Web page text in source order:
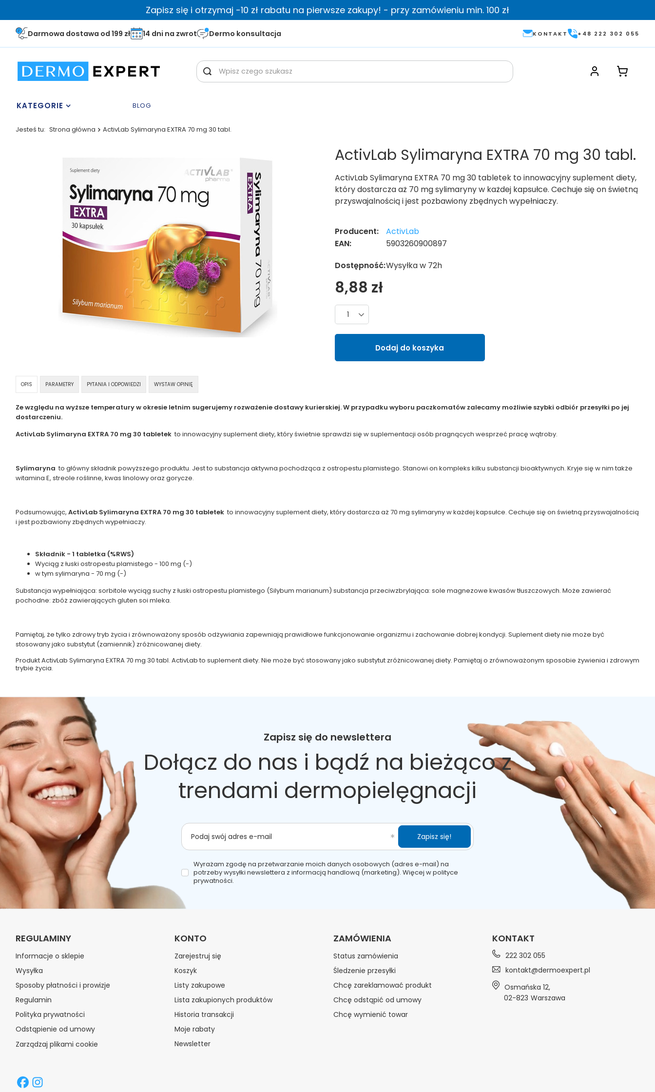
Zapisz się i otrzymaj -10 zł rabatu na pierwsze zakupy! - przy zamówieniu min. 100 zł
Darmowa dostawa od 199 zł 14 dni na zwrot Dermo konsultacja KONTAKT +48 222 302 055
KATEGORIE BLOG
Jesteś tu: Strona główna ActivLab Sylimaryna EXTRA 70 mg 30 tabl.
ActivLab Sylimaryna EXTRA 70 mg 30 tabl.
ActivLab Sylimaryna EXTRA 70 mg 30 tabletek to innowacyjny suplement diety,
który dostarcza aż 70 mg sylimaryny w każdej kapsułce. Cechuje się on świetną
przyswajalnością i jest pozbawiony zbędnych wypełniaczy.
Producent:
ActivLab
EAN:
5903260900897
Dostępność:Wysyłka w 72h
8,88 zł
Liczba produktów
Dodaj do koszyka
OPIS PARAMETRY PYTANIA I ODPOWIEDZI WYSTAW OPINIĘ
Ze względu na wyższe temperatury w okresie letnim sugerujemy rozważenie dostawy kurierskiej. W przypadku wyboru paczkomatów zalecamy możliwie szybki odbiór przesyłki po jej
dostarczeniu.
ActivLab Sylimaryna EXTRA 70 mg 30 tabletek to innowacyjny suplement diety, który świetnie sprawdzi się w suplementacji osób pragnących wesprzeć pracę wątroby.
Sylimaryna to główny składnik powyższego produktu. Jest to substancja aktywna pochodząca z ostropestu plamistego. Stanowi on kompleks kilku substancji bioaktywnych. Kryje się w nim także
witamina E, streole roślinne, kwas linolowy oraz gorycze.
Podsumowując, ActivLab Sylimaryna EXTRA 70 mg 30 tabletek to innowacyjny suplement diety, który dostarcza aż 70 mg sylimaryny w każdej kapsułce. Cechuje się on świetną przyswajalnością
i jest pozbawiony zbędnych wypełniaczy.
Składnik - 1 tabletka (%RWS)
Wyciąg z łuski ostropestu plamistego - 100 mg (-)
w tym sylimaryna - 70 mg (-)
Substancja wypełniająca: sorbitole wyciąg suchy z łuski ostropestu plamistego (Silybum marianum) substancja przeciwzbrylająca: sole magnezowe kwasów tłuszczowych. Może zawierać
pochodne: zbóż zawierających gluten soi mleka.
Pamiętaj, że tylko zdrowy tryb życia i zrównoważony sposób odżywiania zapewniają prawidłowe funkcjonowanie organizmu i zachowanie dobrej kondycji. Suplement diety nie może być
stosowany jako substytut (zamiennik) zróżnicowanej diety.
Produkt ActivLab Sylimaryna EXTRA 70 mg 30 tabl. ActivLab to suplement diety. Nie może być stosowany jako substytut zróżnicowanej diety. Pamiętaj o zrównoważonym sposobie żywienia i zdrowym
trybie życia.
Zapisz się do newslettera
Dołącz do nas i bądź na bieżąco z
trendami dermopielęgnacji
Podaj swój adres e-mail
Wyrażam zgodę na przetwarzanie moich danych osobowych (adres e-mail) na
potrzeby wysyłki newslettera z informacją handlową (marketing). Więcej wpolityce
prywatności.
Zapisz się!
REGULAMINY
Informacje o sklepie
Wysyłka
Sposoby płatności i prowizje
Regulamin
Polityka prywatności
Odstąpienie od umowy
Zarządzaj plikami cookie
KONTO
Zarejestruj się
Koszyk
Listy zakupowe
Lista zakupionych produktów
Historia transakcji
Moje rabaty
Newsletter
ZAMÓWIENIA
Status zamówienia
Śledzenie przesyłki
Chcę zareklamować produkt
Chcę odstąpić od umowy
Chcę wymienić towar
KONTAKT
222 302 055
kontakt@dermoexpert.pl
Osmańska 12,
02-823 Warszawa